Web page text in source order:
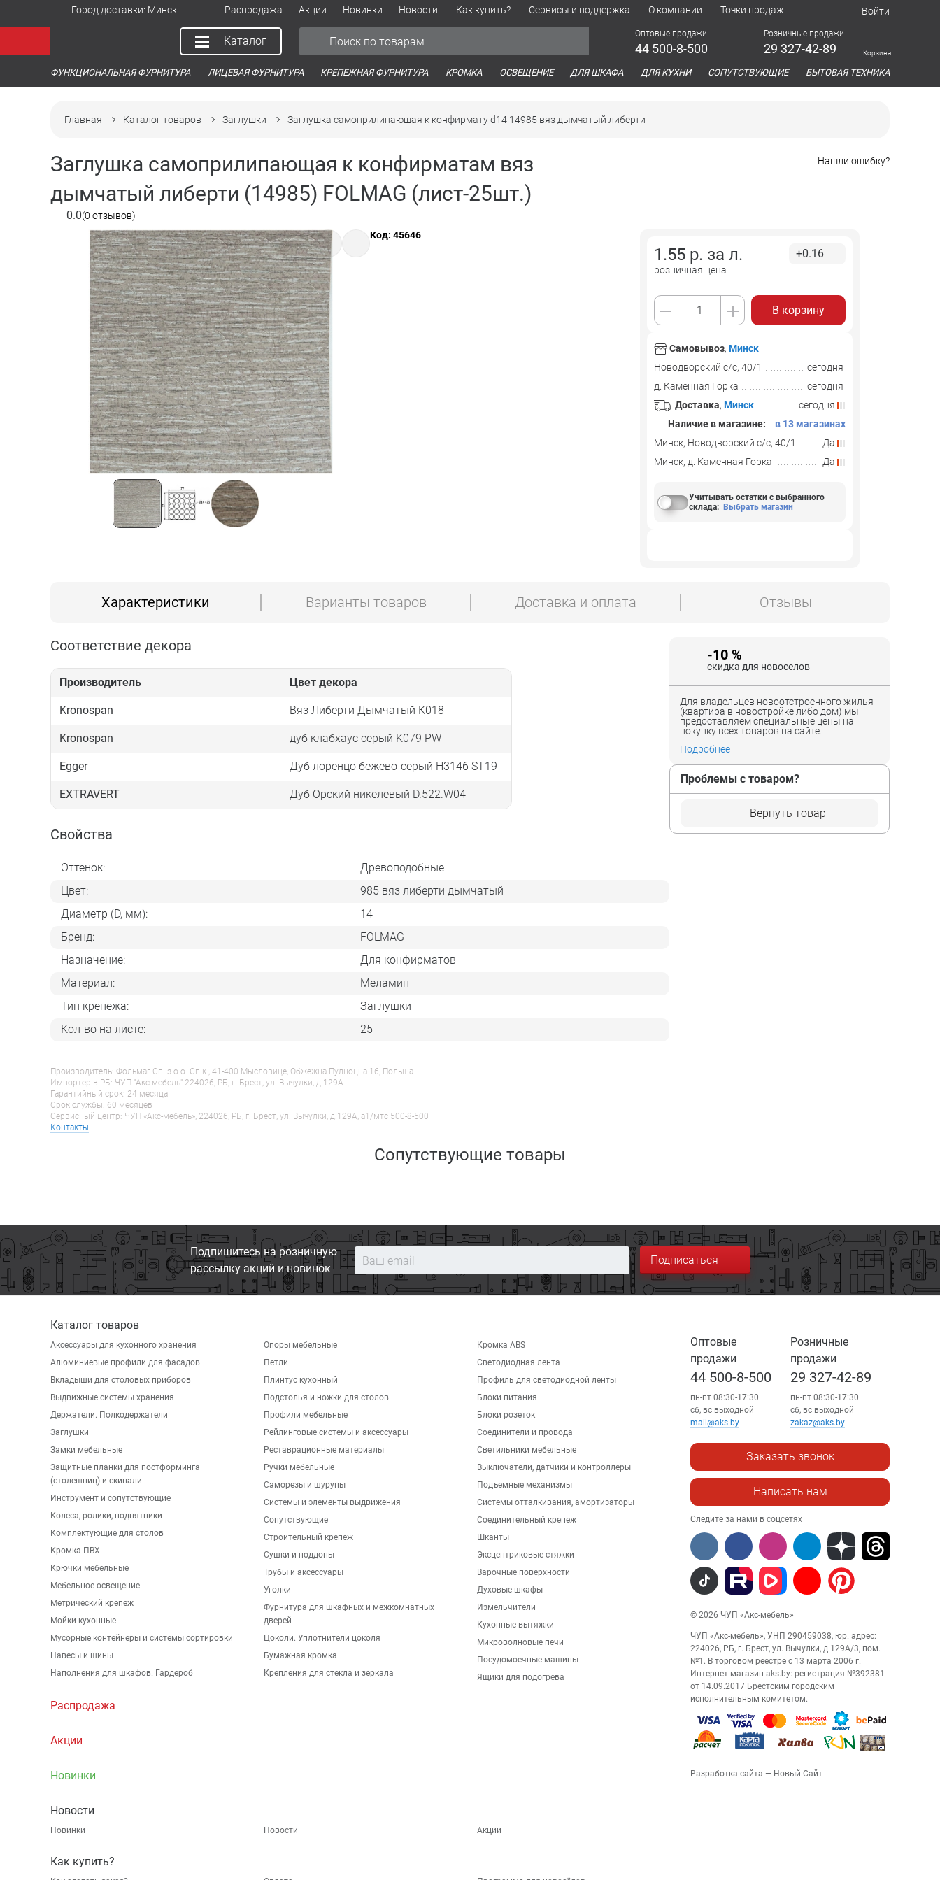
Город доставки: Минск Распродажа Акции Новинки Новости Как купить? Сервисы и поддержка О компании Точки продаж Войти
Каталог
Оптовые продажи
44 500-8-500
Розничные продажи
29 327-42-89 Корзина
ФУНКЦИОНАЛЬНАЯ ФУРНИТУРА ЛИЦЕВАЯ ФУРНИТУРА КРЕПЕЖНАЯ ФУРНИТУРА КРОМКА ОСВЕЩЕНИЕ ДЛЯ ШКАФА ДЛЯ КУХНИ СОПУТСТВУЮЩИЕ БЫТОВАЯ ТЕХНИКА
Главная Каталог товаров Заглушки Заглушка самоприлипающая к конфирмату d14 14985 вяз дымчатый либерти
Заглушка самоприлипающая к конфирматам вяз
дымчатый либерти (14985) FOLMAG (лист-25шт.)
0.0(0 отзывов)
Нашли ошибку?
Код: 45646
1.55 р. за л.
розничная цена
+0.16
В корзину
Самовывоз, Минск
Новодворский с/с, 40/1
сегодня
д. Каменная Горка
сегодня
Доставка, Минск
сегодня
Наличие в магазине:
в 13 магазинах
Минск, Новодворский с/с, 40/1
Да
Минск, д. Каменная Горка
Да
Учитывать остатки с выбранного
склада: Выбрать магазин
Характеристики Варианты товаров Доставка и оплата Отзывы
Соответствие декора
Производитель Цвет декора
Kronospan Вяз Либерти Дымчатый К018
Kronospan дуб клабхаус серый K079 PW
Egger Дуб лоренцо бежево-серый H3146 ST19
EXTRAVERT Дуб Орский никелевый D.522.W04
Свойства
Оттенок:
Древоподобные
Цвет:
985 вяз либерти дымчатый
Диаметр (D, мм):
14
Бренд:
FOLMAG
Назначение:
Для конфирматов
Материал:
Меламин
Тип крепежа:
Заглушки
Кол-во на листе:
25
Производитель: Фольмаг Сп. з о.о. Сп.к., 41-400 Мысловице, Обжежна Пулноцна 16, Польша
Импортер в РБ: ЧУП "Акс-мебель" 224026, РБ, г. Брест, ул. Вычулки, д.129А
Гарантийный срок: 24 месяца
Срок службы: 60 месяцев
Сервисный центр: ЧУП «Акс-мебель», 224026, РБ, г. Брест, ул. Вычулки, д.129А, a1/мтс 500-8-500
Контакты
-10 %
скидка для новоселов
Для владельцев новоотстроенного жилья
(квартира в новостройке либо дом) мы
предоставляем специальные цены на
покупку всех товаров на сайте.
Подробнее
Проблемы с товаром?
Вернуть товар
Сопутствующие товары
Подпишитесь на розничную
рассылку акций и новинок
Подписаться
Каталог товаров
Аксессуары для кухонного хранения
Алюминиевые профили для фасадов
Вкладыши для столовых приборов
Выдвижные системы хранения
Держатели. Полкодержатели
Заглушки
Замки мебельные
Защитные планки для постформинга
(столешниц) и скинали
Инструмент и сопутствующие
Колеса, ролики, подпятники
Комплектующие для столов
Кромка ПВХ
Крючки мебельные
Мебельное освещение
Метрический крепеж
Мойки кухонные
Мусорные контейнеры и системы сортировки
Навесы и шины
Наполнения для шкафов. Гардероб
Опоры мебельные
Петли
Плинтус кухонный
Подстолья и ножки для столов
Профили мебельные
Рейлинговые системы и аксессуары
Реставрационные материалы
Ручки мебельные
Саморезы и шурупы
Системы и элементы выдвижения
Сопутствующие
Строительный крепеж
Сушки и поддоны
Трубы и аксессуары
Уголки
Фурнитура для шкафных и межкомнатных
дверей
Цоколи. Уплотнители цоколя
Бумажная кромка
Крепления для стекла и зеркала
Кромка ABS
Светодиодная лента
Профиль для светодиодной ленты
Блоки питания
Блоки розеток
Соединители и провода
Светильники мебельные
Выключатели, датчики и контроллеры
Подъемные механизмы
Системы отталкивания, амортизаторы
Соединительный крепеж
Шканты
Эксцентриковые стяжки
Варочные поверхности
Духовые шкафы
Измельчители
Кухонные вытяжки
Микроволновые печи
Посудомоечные машины
Ящики для подогрева
Распродажа
Акции
Новинки
Новости
Новинки Новости Акции
Как купить?
Оптовые
продажи
44 500-8-500
пн-пт 08:30-17:30
сб, вс выходной
mail@aks.by
Розничные
продажи
29 327-42-89
пн-пт 08:30-17:30
сб, вс выходной
zakaz@aks.by
Заказать звонок
Написать нам
Следите за нами в соцсетях
© 2026 ЧУП «Акс-мебель»
ЧУП «Акс-мебель», УНП 290459038, юр. адрес:
224026, РБ, г. Брест, ул. Вычулки, д.129А/3, пом.
№1. В торговом реестре с 13 марта 2006 г.
Интернет-магазин aks.by: регистрация №392381
от 14.09.2017 Брестским городским
исполнительным комитетом.
Разработка сайта — Новый Сайт